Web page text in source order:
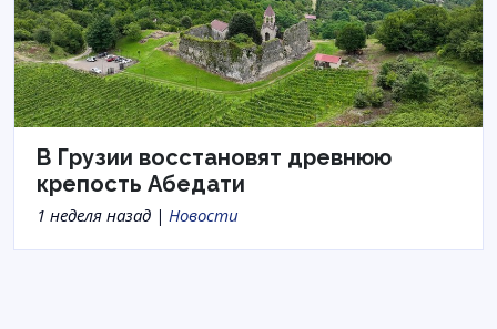
В Грузии восстановят древнюю
крепость Абедати
1 неделя назад | Новости